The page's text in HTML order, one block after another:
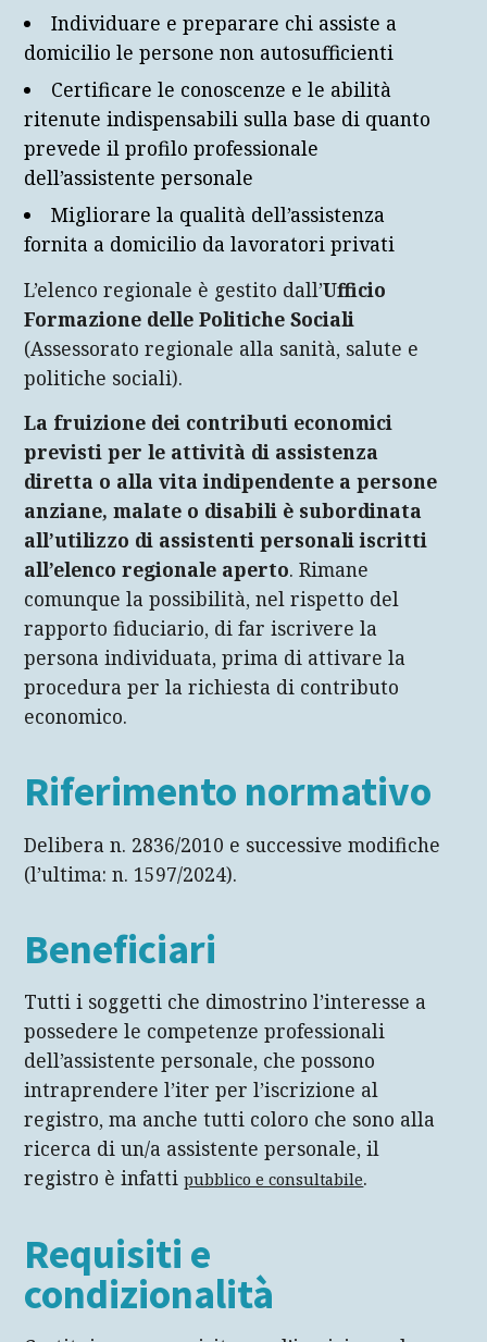
Individuare e preparare chi assiste a
domicilio le persone non autosufficienti
Certificare le conoscenze e le abilità
ritenute indispensabili sulla base di quanto
prevede il profilo professionale
dell’assistente personale
Migliorare la qualità dell’assistenza
fornita a domicilio da lavoratori privati
L’elenco regionale è gestito dall’Ufficio
Formazione delle Politiche Sociali
(Assessorato regionale alla sanità, salute e
politiche sociali).
La fruizione dei contributi economici
previsti per le attività di assistenza
diretta o alla vita indipendente a persone
anziane, malate o disabili è subordinata
all’utilizzo di assistenti personali iscritti
all’elenco regionale aperto. Rimane
comunque la possibilità, nel rispetto del
rapporto fiduciario, di far iscrivere la
persona individuata, prima di attivare la
procedura per la richiesta di contributo
economico.
Riferimento normativo
Delibera n. 2836/2010 e successive modifiche
(l’ultima: n. 1597/2024).
Beneficiari
Tutti i soggetti che dimostrino l’interesse a
possedere le competenze professionali
dell’assistente personale, che possono
intraprendere l’iter per l’iscrizione al
registro, ma anche tutti coloro che sono alla
ricerca di un/a assistente personale, il
registro è infattipubblico e consultabile.
Requisiti e
condizionalità